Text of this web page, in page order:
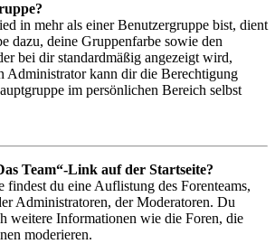
in mehr als einer Benutzergruppe bist, dient
dazu, deine Gruppenfarbe sowie den
bei dir standardmäßig angezeigt wird,
Administrator kann dir die Berechtigung
im persönlichen Bereich selbst
Team“-Link auf der Startseite?
findest du eine Auflistung des Forenteams,
Administratoren, der Moderatoren. Du
weitere Informationen wie die Foren, die
moderieren.